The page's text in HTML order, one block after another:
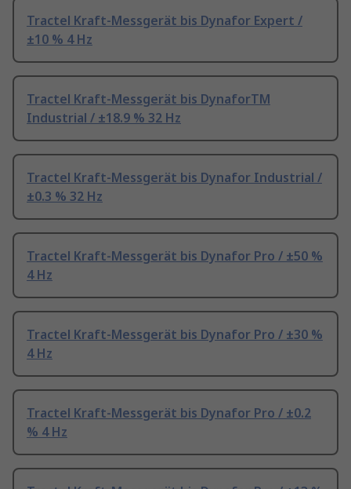
Tractel Kraft-Messgerät bis Dynafor Expert /
±10 % 4 Hz
Tractel Kraft-Messgerät bis DynaforTM
Industrial / ±18.9 % 32 Hz
Tractel Kraft-Messgerät bis Dynafor Industrial /
±0.3 % 32 Hz
Tractel Kraft-Messgerät bis Dynafor Pro / ±50 %
4 Hz
Tractel Kraft-Messgerät bis Dynafor Pro / ±30 %
4 Hz
Tractel Kraft-Messgerät bis Dynafor Pro / ±0.2
% 4 Hz